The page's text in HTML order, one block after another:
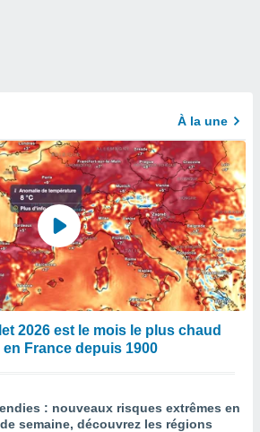
À la une
2026 est le mois le plus chaud
France depuis 1900
: nouveaux risques extrêmes en
semaine, découvrez les régions